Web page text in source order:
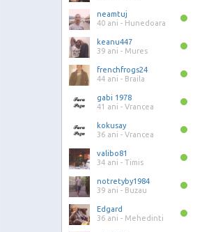
neamtuj
40 ani - Hunedoara
keanu447
39 ani - Mures
frenchfrogs24
44 ani - Braila
gabi 1978
41 ani - Vrancea
kokusay
36 ani - Vrancea
valibo81
34 ani - Timis
notretyby1984
39 ani - Buzau
Edgard
36 ani - Mehedinti